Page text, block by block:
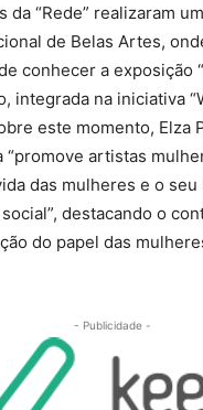
da “Rede” realizaram
de Belas Artes,
conhecer a exposição
integrada na iniciativa
este momento, Elza
“promove artistas
das mulheres e o
destacando o
do papel das
- Publicidade -